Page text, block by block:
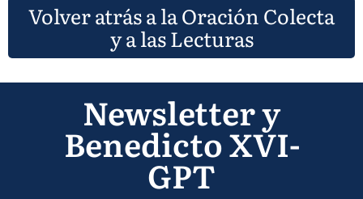
Volver atrás a la Oración Colecta
y a las Lecturas
Newsletter y
Benedicto XVI-
GPT